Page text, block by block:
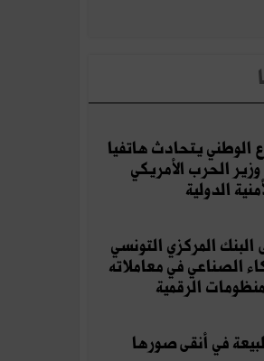
الوطني يتحادث هاتفيا
الحرب الأمريكي
الدولية
المركزي التونسي
الصناعي في معاملاته
الرقمية
في أنقى صورها